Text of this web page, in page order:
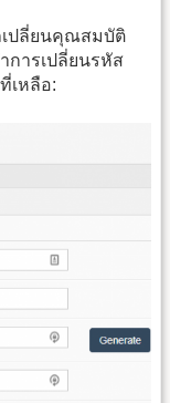
เปลี่ยนคุณสมบัติ
ารเปลี่ยนรหัส
เหลือ: